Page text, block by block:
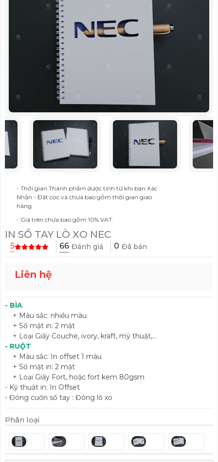
- Thời gian Thành phẩm dược tính từ khi bạn Xác
Nhận - Đặt cọc và chưa bao gồm thời gian giao
hàng.
- Giá trên chưa bao gồm 10% VAT.
IN SỔ TAY LÒ XO NEC
5 66 Đánh giá 0 Đã bán
Liên hệ
- BÌA
+ Màu sắc: nhiều màu
+ Số mặt in: 2 mặt
+ Loại Giấy Couche, ivory, kraft, mỹ thuật,...
- RUỘT
+ Màu sắc: In offset 1 màu
+ Số mặt in: 2 mặt
+ Loại Giấy Fort, hoặc fort kem 80gsm
- Kỹ thuật in: In Offset
- Đóng cuốn sổ tay : Đóng lò xo
Phân loại